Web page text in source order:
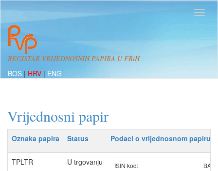
REGISTAR VRIJEDNOSNIH PAPIRA U FBiH
BOS | HRV | ENG
Vrijednosni papir
Oznaka papira Status Podaci o vrijednosnom papiru
TPLTR U trgovanju ISIN kod: